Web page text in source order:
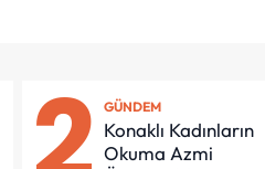
GÜNDEM
Konaklı Kadınların
Okuma Azmi